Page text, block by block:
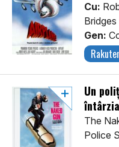
Cu:
Bridges
Gen:
Un
The
Police